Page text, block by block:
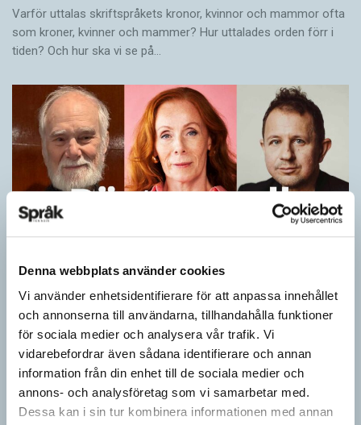
Denna webbplats använder cookies
Vi använder enhetsidentifierare för att anpassa innehållet
och annonserna till användarna, tillhandahålla funktioner
för sociala medier och analysera vår trafik. Vi
vidarebefordrar även sådana identifierare och annan
information från din enhet till de sociala medier och
annons- och analysföretag som vi samarbetar med.
Dessa kan i sin tur kombinera informationen med annan
Varför uttalas skriftspråkets kronor, kvinnor och mammor ofta
som kroner, kvinner och mammer? Hur uttalades orden förr i
tiden? Och hur ska vi se på…
Rachel Mohlin om imitationer och röstens
roll
PODDEN
Hur gör Rachel Mohlin när hon imiterar Gudrun Schyman, Anna
Anka, Gunnar Strömmer och Liza Marklund? Vad är det som
behövs för att en imitation…